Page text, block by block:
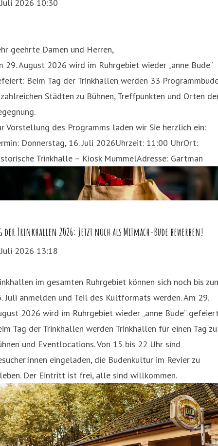
2026 10:30
geehrte Damen und Herren,
29. August 2026 wird im Ruhrgebiet wieder „anne Bude“
Beim Tag der Trinkhallen werden 33
Städten zu Bühnen, Treffpunkten und Orten
Vorstellung des Programms laden wir Sie herzlich ein:
Donnerstag, 16. Juli 2026Uhrzeit: 11:00 UhrOrt:
Trinkhalle – Kiosk MummelAdresse: Gartman
der Trinkhallen 2026: Jetzt noch als Mitmach-Bude bewerben!
2026 13:18
im gesamten Ruhrgebiet können sich noch bis
Juli anmelden und Teil des Kultformats werden. Am 29.
2026 wird im Ruhrgebiet wieder „anne Bude“
Tag der Trinkhallen werden Trinkhallen für einen Tag zu
und Eventlocations. Von 15 bis 22 Uhr sind
eingeladen, die Budenkultur im Revier zu
Der Eintritt ist frei, alle sind willkommen.